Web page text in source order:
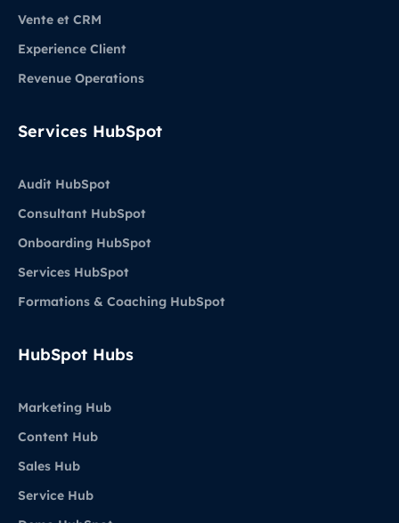
Vente et CRM
Experience Client
Revenue Operations
Services HubSpot
Audit HubSpot
Consultant HubSpot
Onboarding HubSpot
Services HubSpot
Formations & Coaching HubSpot
HubSpot Hubs
Marketing Hub
Content Hub
Sales Hub
Service Hub